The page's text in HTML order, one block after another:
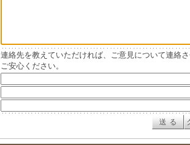
連絡先を教えていただければ、ご意見について連絡
ご安心ください。